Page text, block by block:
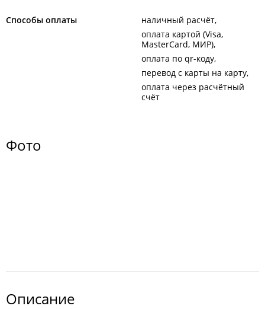
Способы оплаты
наличный расчёт
оплата картой (Visa,
MasterCard, МИР)
оплата по qr-коду
перевод с карты на карту
оплата через расчётный
счёт
Фото
Описание